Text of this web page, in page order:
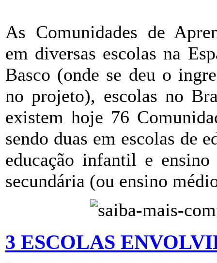
As Comunidades de
em diversas escolas na
Basco (onde se deu o
no projeto), escolas no
existem hoje 76
sendo duas em escolas de
educação infantil e
secundária (ou ensino
3 ESCOLAS